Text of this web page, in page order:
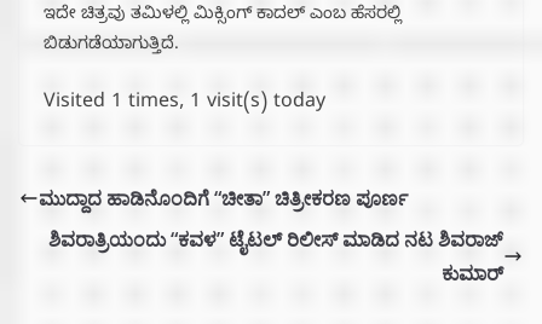
ಇದೇ ಚಿತ್ರವು ತಮಿಳಲ್ಲಿ ಮಿಕ್ಸಿಂಗ್ ಕಾದಲ್ ಎಂಬ ಹೆಸರಲ್ಲಿ
ಬಿಡುಗಡೆಯಾಗುತ್ತಿದೆ.
Visited 1 times, 1 visit(s) today
ಮುದ್ದಾದ ಹಾಡಿನೊಂದಿಗೆ “ಚೀತಾ” ಚಿತ್ರೀಕರಣ ಪೂರ್ಣ
ಶಿವರಾತ್ರಿಯಂದು “ಕವಳ” ಟೈಟಲ್ ರಿಲೀಸ್ ಮಾಡಿದ ನಟ ಶಿವರಾಜ್
ಕುಮಾರ್